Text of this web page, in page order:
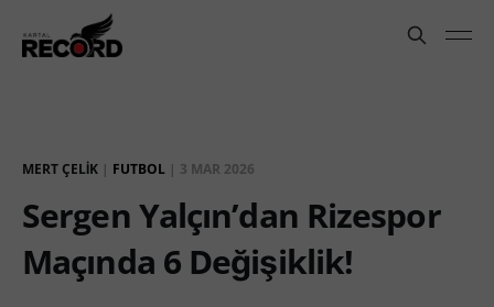
MERT ÇELIK | FUTBOL | 3 MAR 2026
Sergen Yalçın’dan Rizespor
Maçında 6 Değişiklik!